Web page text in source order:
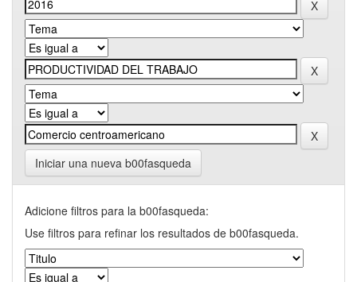
Iniciar una nueva b00fasqueda
Adicione filtros para la b00fasqueda:
Use filtros para refinar los resultados de b00fasqueda.